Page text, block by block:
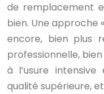
de remplacement
bien. Une approche
encore, bien plus
professionnelle,
à l’usure
qualité supérieure,